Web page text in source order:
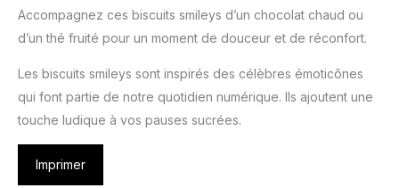
Accompagnez ces biscuits smileys d’un chocolat chaud ou
d’un thé fruité pour un moment de douceur et de réconfort.
Les biscuits smileys sont inspirés des célèbres émoticônes
qui font partie de notre quotidien numérique. Ils ajoutent une
touche ludique à vos pauses sucrées.
Imprimer